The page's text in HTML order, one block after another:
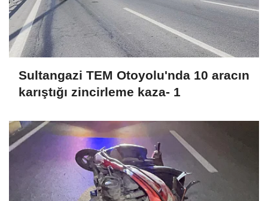
Sultangazi TEM Otoyolu'nda 10 aracın
karıştığı zincirleme kaza- 1